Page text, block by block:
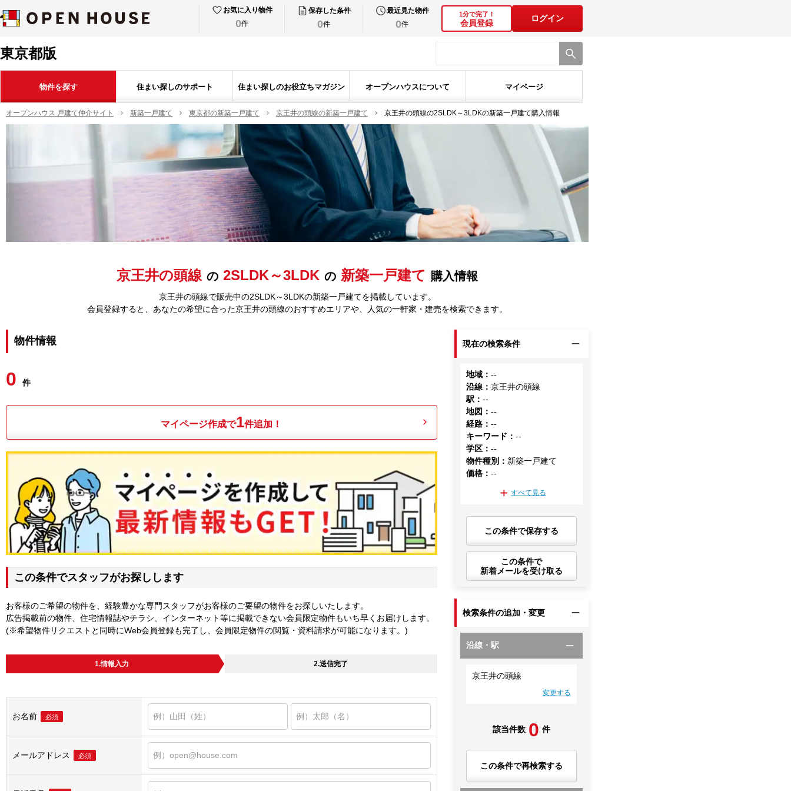
お気に入り物件
0件
保存した条件
0件
最近見た物件
0件
1分で完了！
会員登録
ログイン
東京都版
物件を探す 住まい探しのサポート 住まい探しのお役立ちマガジン オープンハウスについて マイページ
オープンハウス 戸建て仲介サイト 新築一戸建て 東京都の新築一戸建て 京王井の頭線の新築一戸建て 京王井の頭線の2SLDK～3LDKの新築一戸建て購入情報
京王井の頭線 の 2SLDK～3LDK の 新築一戸建て 購入情報
京王井の頭線で販売中の2SLDK～3LDKの新築一戸建てを掲載しています。
会員登録すると、あなたの希望に合った京王井の頭線のおすすめエリアや、人気の一軒家・建売を検索できます。
物件情報
0 件
マイページ作成で1件追加！
この条件でスタッフがお探しします
お客様のご希望の物件を、経験豊かな専門スタッフがお客様のご要望の物件をお探しいたします。
広告掲載前の物件、住宅情報誌やチラシ、インターネット等に掲載できない会員限定物件もいち早くお届けします。
(※希望物件リクエストと同時にWeb会員登録も完了し、会員限定物件の閲覧・資料請求が可能になります。)
1.情報入力 2.送信完了
お名前 必須
メールアドレス 必須
現在の検索条件
地域 ：--
沿線 ：京王井の頭線
駅 ：--
地図 ：--
経路 ：--
キーワード ：--
学区 ：--
物件種別 ： 新築一戸建て
価格 ：--
すべて見る
この条件で保存する
この条件で
新着メールを受け取る
検索条件の追加・変更
沿線・駅
京王井の頭線
変更する
該当件数 0 件
この条件で再検索する